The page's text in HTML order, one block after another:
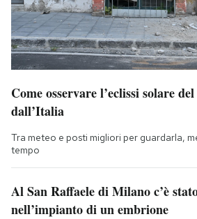
Come osservare l’eclissi solare
dall’Italia
Tra meteo e posti migliori per guardarla,
tempo
Al San Raffaele di Milano c’è
nell’impianto di un embrione